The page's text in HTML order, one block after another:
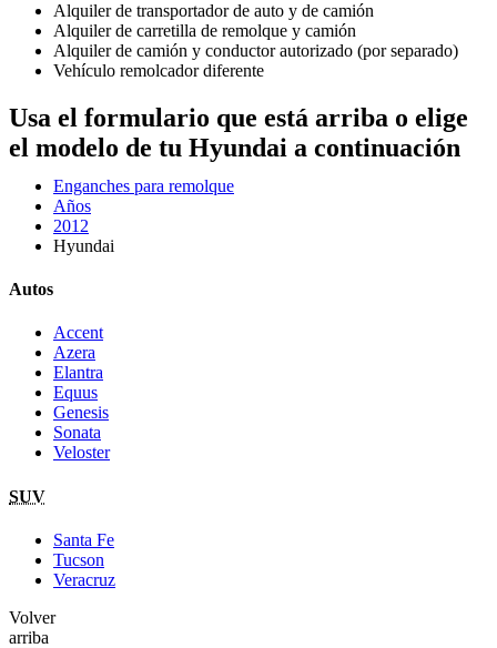
Alquiler de transportador de auto y de camión
Alquiler de carretilla de remolque y camión
Alquiler de camión y conductor autorizado (por separado)
Vehículo remolcador diferente
Usa el formulario que está arriba o elige
el modelo de tu Hyundai a continuación
Enganches para remolque
Años
2012
Hyundai
Autos
Accent
Azera
Elantra
Equus
Genesis
Sonata
Veloster
SUV
Santa Fe
Tucson
Veracruz
Volver
arriba